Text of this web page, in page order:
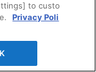
to custo
Privacy Poli